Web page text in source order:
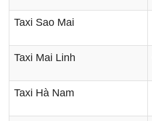
Taxi Sao Mai
Taxi Mai Linh
Taxi Hà Nam